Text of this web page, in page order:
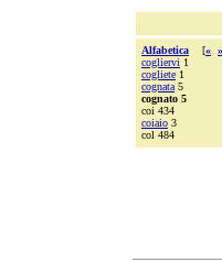
Alfabetica [« »
cogliervi 1
cogliete 1
cognata 5
cognato 5
coi 434
coiaio 3
col 484